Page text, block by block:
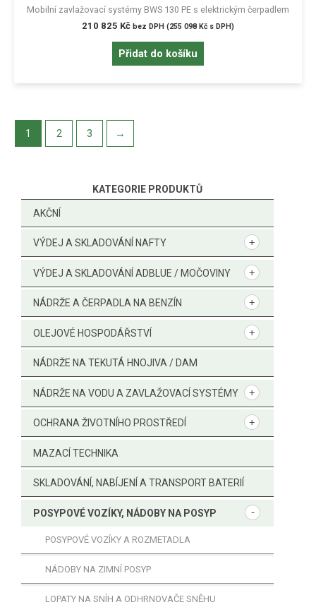
KATEGORIE PRODUKTŮ
AKČNÍ
VÝDEJ A SKLADOVÁNÍ NAFTY
VÝDEJ A SKLADOVÁNÍ ADBLUE / MOČOVINY
NÁDRŽE A ČERPADLA NA BENZÍN
OLEJOVÉ HOSPODÁŘSTVÍ
NÁDRŽE NA TEKUTÁ HNOJIVA / DAM
NÁDRŽE NA VODU A ZAVLAŽOVACÍ SYSTÉMY
OCHRANA ŽIVOTNÍHO PROSTŘEDÍ
MAZACÍ TECHNIKA
SKLADOVÁNÍ, NABÍJENÍ A TRANSPORT BATERIÍ
POSYPOVÉ VOZÍKY, NÁDOBY NA POSYP
POSYPOVÉ VOZÍKY A ROZMETADLA
NÁDOBY NA ZIMNÍ POSYP
LOPATY NA SNÍH A ODHRNOVAČE SNĚHU
Mobilní zavlažovací systémy BWS 130 PE s elektrickým čerpadlem
210 825 Kč bez DPH (255 098 Kč s DPH)
Přidat do košíku
1 2 3 →